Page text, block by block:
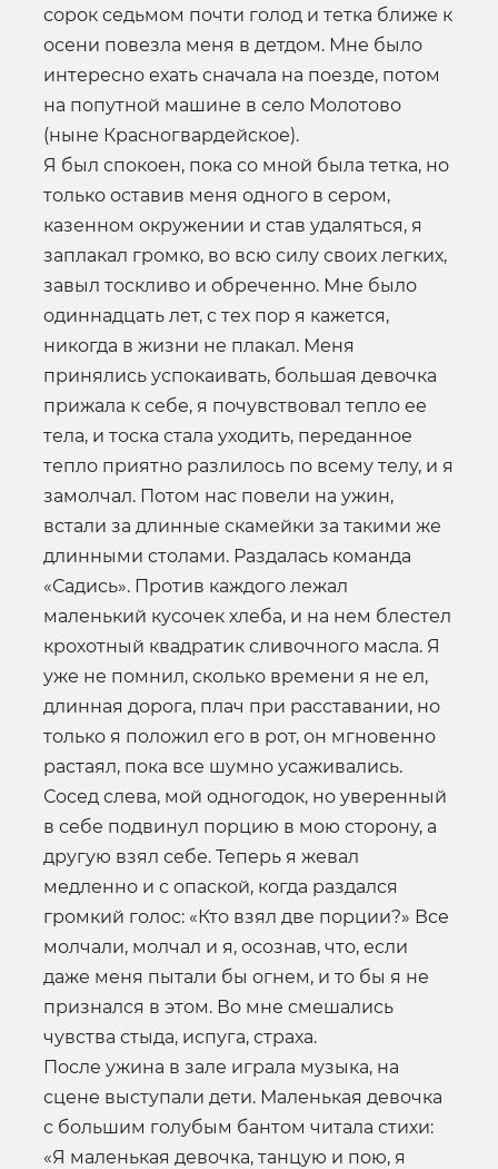
сорок седьмом почти голод и тетка ближе к
осени повезла меня в детдом. Мне было
интересно ехать сначала на поезде, потом
на попутной машине в село Молотово
(ныне Красногвардейское).
Я был спокоен, пока со мной была тетка, но
только оставив меня одного в сером,
казенном окружении и став удаляться, я
заплакал громко, во всю силу своих легких,
завыл тоскливо и обреченно. Мне было
одиннадцать лет, с тех пор я кажется,
никогда в жизни не плакал. Меня
принялись успокаивать, большая девочка
прижала к себе, я почувствовал тепло ее
тела, и тоска стала уходить, переданное
тепло приятно разлилось по всему телу, и я
замолчал. Потом нас повели на ужин,
встали за длинные скамейки за такими же
длинными столами. Раздалась команда
«Садись». Против каждого лежал
маленький кусочек хлеба, и на нем блестел
крохотный квадратик сливочного масла. Я
уже не помнил, сколько времени я не ел,
длинная дорога, плач при расставании, но
только я положил его в рот, он мгновенно
растаял, пока все шумно усаживались.
Сосед слева, мой одногодок, но уверенный
в себе подвинул порцию в мою сторону, а
другую взял себе. Теперь я жевал
медленно и с опаской, когда раздался
громкий голос: «Кто взял две порции?» Все
молчали, молчал и я, осознав, что, если
даже меня пытали бы огнем, и то бы я не
признался в этом. Во мне смешались
чувства стыда, испуга, страха.
После ужина в зале играла музыка, на
сцене выступали дети. Маленькая девочка
с большим голубым бантом читала стихи:
«Я маленькая девочка, танцую и пою, я